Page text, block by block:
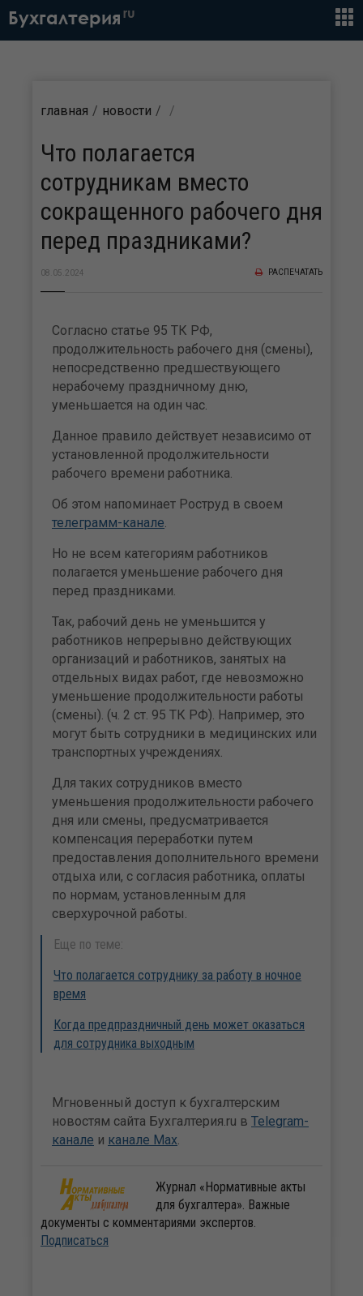
Бухгалтерия ru
главная новости
Что полагается
сотрудникам вместо
сокращенного рабочего дня
перед праздниками?
08.05.2024 РАСПЕЧАТАТЬ
Согласно статье 95 ТК РФ,
продолжительность рабочего дня (смены),
непосредственно предшествующего
нерабочему праздничному дню,
уменьшается на один час.
Данное правило действует независимо от
установленной продолжительности
рабочего времени работника.
Об этом напоминает Роструд в своем
телеграмм-канале.
Но не всем категориям работников
полагается уменьшение рабочего дня
перед праздниками.
Так, рабочий день не уменьшится у
работников непрерывно действующих
организаций и работников, занятых на
отдельных видах работ, где невозможно
уменьшение продолжительности работы
(смены). (ч. 2 ст. 95 ТК РФ). Например, это
могут быть сотрудники в медицинских или
транспортных учреждениях.
Для таких сотрудников вместо
уменьшения продолжительности рабочего
дня или смены, предусматривается
компенсация переработки путем
предоставления дополнительного времени
отдыха или, с согласия работника, оплаты
по нормам, установленным для
сверхурочной работы.
Еще по теме:
Что полагается сотруднику за работу в ночное
время
Когда предпраздничный день может оказаться
для сотрудника выходным
Мгновенный доступ к бухгалтерским
новостям сайта Бухгалтерия.ru в Telegram-
канале и канале Max.
Журнал «Нормативные акты
для бухгалтера». Важные
документы с комментариями экспертов.
Подписаться